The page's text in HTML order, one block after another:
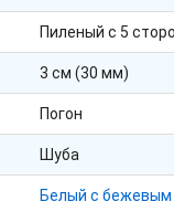
Пиленый с 5
3 см (30 мм)
Погон
Шуба
Белый с бежевым